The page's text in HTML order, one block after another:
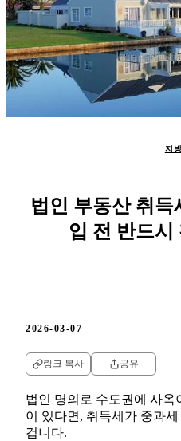
지
법인 부동산 취득
입 전 반드시
2026-03-07
링크 복사 공유
법인 명의로 수도권에 사옥
이 있다면, 취득세가 중과
겁니다.